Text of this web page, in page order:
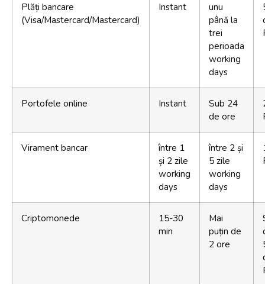
Plăți bancare
(Visa/Mastercard/Mastercard)
Instant
unu
până la
trei
perioada
working
days
Portofele online Instant
Sub 24
de ore
Virament bancar
între 1
și 2 zile
working
days
între 2 și
5 zile
working
days
Criptomonede
15-30
min
Mai
puțin de
2 ore